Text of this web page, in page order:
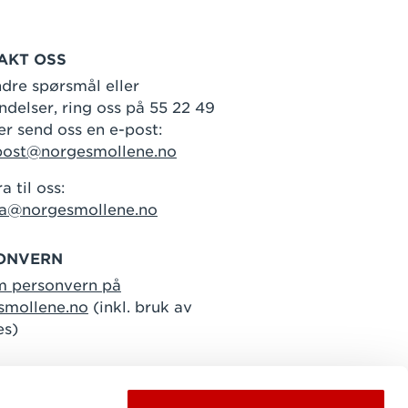
OSS
spørsmål eller
ring oss på 55 22 49
send oss en e-post:
til oss:
personvern på
(inkl. bruk av